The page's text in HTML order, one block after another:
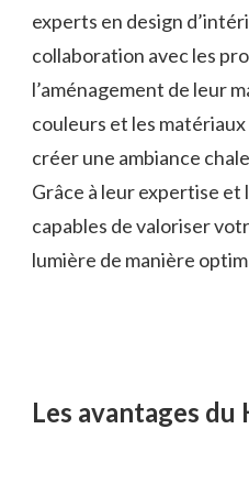
experts en design
collaboration avec les
l’aménagement de leur
couleurs et les
créer une ambiance
Grâce à leur expertise
capables de valoriser
lumière de manière
Les avantages du